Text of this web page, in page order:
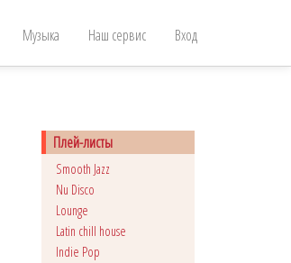
Музыка Наш сервис Вход
Плей-листы
Smooth Jazz
Nu Disco
Lounge
Latin chill house
Indie Pop